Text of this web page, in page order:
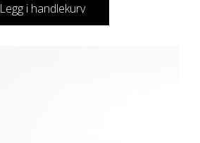
Legg i handlekurv